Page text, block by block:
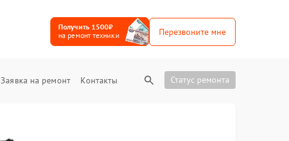
Получить 1500₽
на ремонт техники
Перезвоните мне
Заявка на ремонт Контакты Статус ремонта